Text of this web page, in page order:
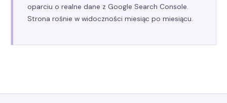
oparciu o realne dane z Google Search Console.
Strona rośnie w widoczności miesiąc po miesiącu.